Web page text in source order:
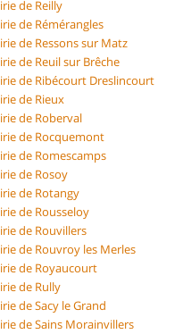
de Reilly
de Rémérangles
de Ressons sur Matz
de Reuil sur Brêche
de Ribécourt Dreslincourt
de Rieux
de Roberval
de Rocquemont
de Romescamps
de Rosoy
de Rotangy
de Rousseloy
de Rouvillers
de Rouvroy les Merles
de Royaucourt
de Rully
de Sacy le Grand
de Sains Morainvillers